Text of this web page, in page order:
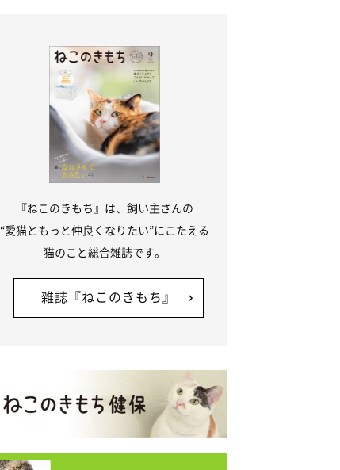
『ねこのきもち』は、飼い主さんの
“愛猫ともっと仲良くなりたい”にこたえる
猫のこと総合雑誌です。
雑誌『ねこのきもち』